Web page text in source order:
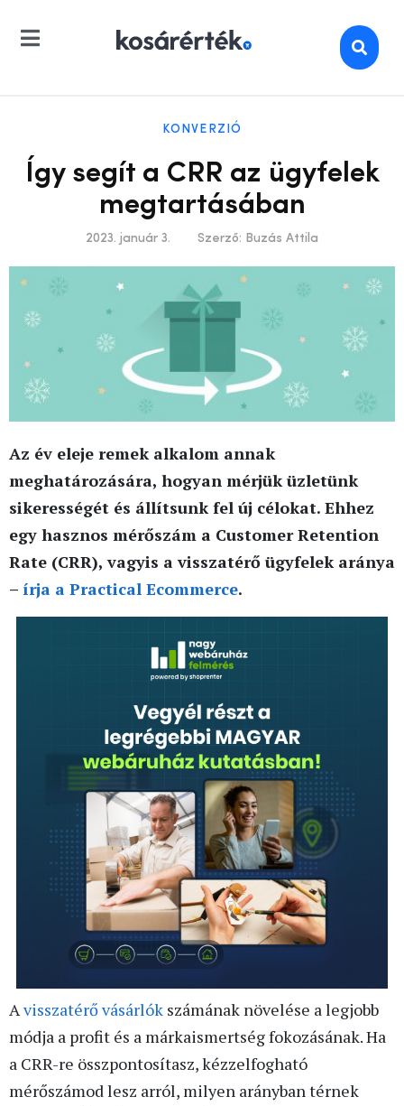
KONVERZIÓ
Így segít a CRR az ügyfelek
megtartásában
2023. január 3. Szerző: Buzás Attila
Az év eleje remek alkalom annak
meghatározására, hogyan mérjük üzletünk
sikerességét és állítsunk fel új célokat. Ehhez
egy hasznos mérőszám a Customer Retention
Rate (CRR), vagyis a visszatérő ügyfelek aránya
– írja a Practical Ecommerce.
Avisszatérő vásárlók számának növelése a legjobb
módja a profit és a márkaismertség fokozásának. Ha
a CRR-re összpontosítasz, kézzelfogható
mérőszámod lesz arról, milyen arányban térnek